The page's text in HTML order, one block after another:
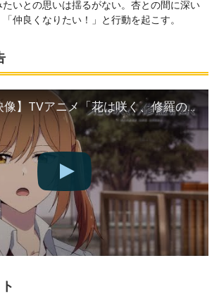
たいとの思いは揺るがない。杏との間に深い
仲良くなりたい！」と行動を起こす。
【第5話予告映像】TVアニメ「花は咲く、修羅の如く」｜毎週火曜放送中！